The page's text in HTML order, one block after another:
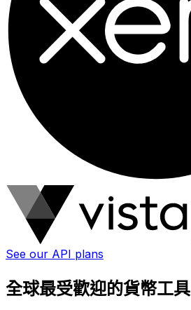
See our API plans
全球最受歡迎的貨幣工具